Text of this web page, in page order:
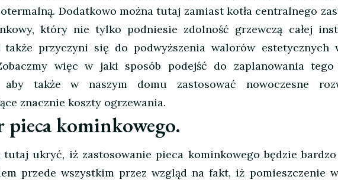
Dodatkowo można tutaj zamiast kotła centralnego
który nie tylko podniesie zdolność grzewczą całej
także przyczyni się do podwyższenia walorów estetycznych
więc w jaki sposób podejść do zaplanowania
aby także w naszym domu zastosować nowoczesne
znacznie koszty ogrzewania.
pieca kominkowego.
ukryć, iż zastosowanie pieca kominkowego będzie
przede wszystkim przez wzgląd na fakt, iż pomieszczenie